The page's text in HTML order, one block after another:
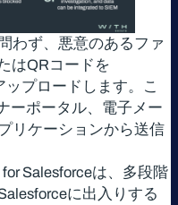
わず、悪意のあるファ
はQRコードを
プロードします。こ
ーポータル、電子メー
リケーションから送信
Salesforceは、多段階
に出入りする